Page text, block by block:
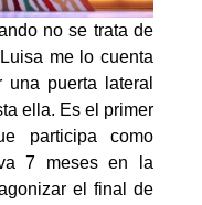
no se trata de
me lo cuenta
puerta lateral
ella. Es el primer
participa como
7 meses en la
el final de